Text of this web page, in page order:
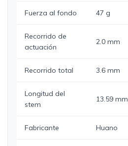
Fuerza al fondo 47 g
Recorrido de
actuación
2.0 mm
Recorrido total 3.6 mm
Longitud del
stem
13.59 mm
Fabricante Huano